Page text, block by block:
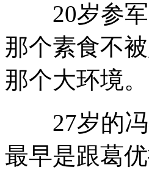
20岁参军
那个素食不
那个大环境。
27岁的冯
最早是跟葛